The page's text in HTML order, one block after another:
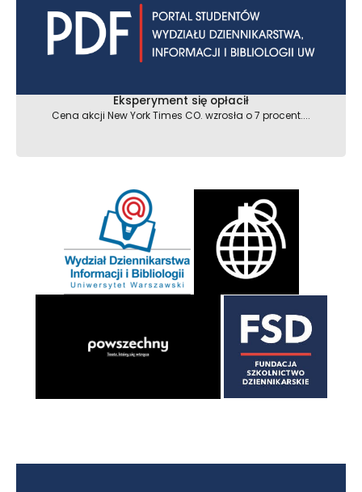
Eksperyment się opłacił
Cena akcji New York Times CO. wzrosła o 7 procent....